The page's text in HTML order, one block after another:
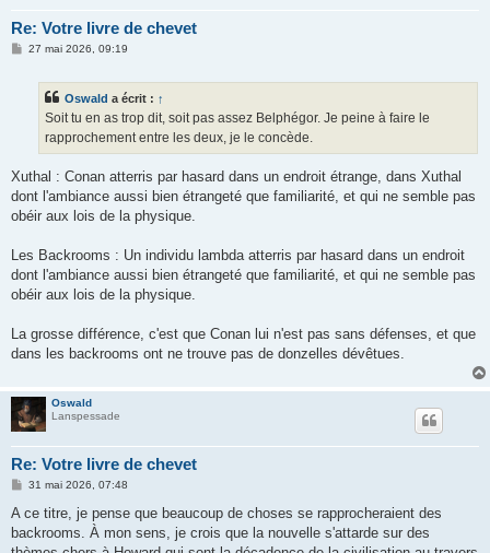
Re: Votre livre de chevet
M27 mai 2026, 09:19
Oswald a écrit : ↑
Soit tu en as trop dit, soit pas assez Belphégor. Je peine à faire le
rapprochement entre les deux, je le concède.
Xuthal : Conan atterris par hasard dans un endroit étrange, dans Xuthal
dont l'ambiance aussi bien étrangeté que familiarité, et qui ne semble pas
obéir aux lois de la physique.
Les Backrooms : Un individu lambda atterris par hasard dans un endroit
dont l'ambiance aussi bien étrangeté que familiarité, et qui ne semble pas
obéir aux lois de la physique.
La grosse différence, c'est que Conan lui n'est pas sans défenses, et que
dans les backrooms ont ne trouve pas de donzelles dévêtues.
Oswald
Lanspessade
Re: Votre livre de chevet
M
s
a
g
31 mai 2026, 07:48
A ce titre, je pense que beaucoup de choses se rapprocheraient des
backrooms. À mon sens, je crois que la nouvelle s'attarde sur des